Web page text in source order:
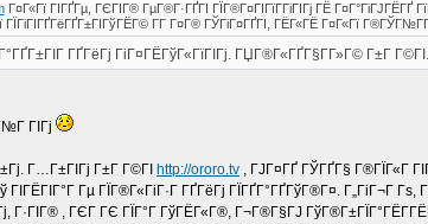
Г¤Г«Гї ГІГҐГµ, ГЄГІГ® ГµГ®Г·ГҐГІ ГЇГ®Г¤ГІГїГ­ГіГІГј ГЁ Г¤Г°ГіГЈГЁГҐ
Г­Г Г¤Г® ГЎГіГ¤ГҐГІ, ГЁГ«ГЁ Г¤Г«Гї
ГҐГёГј ГіГ¤ГЁГўГ«ГїГІГј. ГЏГ®Г«ГҐГ§Г­Г»Г© Г±Г Г©ГІ.
ГІГј
Г…Г±ГІГј Г±Г Г©ГІ http://ororo.tv , ГЈГ¤ГҐ ГЎГҐГ§ Г®ГЇГ«Г
Гµ ГЇГ®Г«ГіГ·Г ГҐГёГј ГЇГҐГ°ГҐГўГ®Г¤. Г„ГіГ¬Г
Г·ГІГ® , ГЄГ ГЄ ГЇГ°Г ГўГЁГ«Г®, Г¬Г®Г§ГЈ